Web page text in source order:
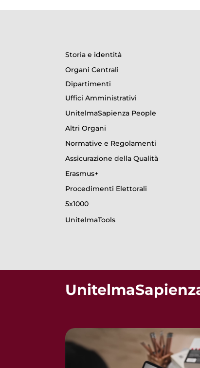
Storia e identità
Organi Centrali
Dipartimenti
Uffici Amministrativi
UnitelmaSapienza People
Altri Organi
Normative e Regolamenti
Assicurazione della Qualità
Erasmus+
Procedimenti Elettorali
5x1000
UnitelmaTools